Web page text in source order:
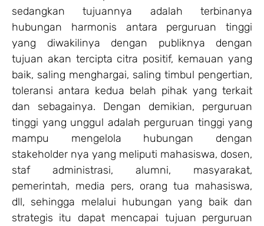
sedangkan tujuannya adalah terbinanya
hubungan harmonis antara perguruan tinggi
yang diwakilinya dengan publiknya dengan
tujuan akan tercipta citra positif, kemauan yang
baik, saling menghargai, saling timbul pengertian,
toleransi antara kedua belah pihak yang terkait
dan sebagainya. Dengan demikian, perguruan
tinggi yang unggul adalah perguruan tinggi yang
mampu mengelola hubungan dengan
stakeholder nya yang meliputi mahasiswa, dosen,
staf administrasi, alumni, masyarakat,
pemerintah, media pers, orang tua mahasiswa,
dll, sehingga melalui hubungan yang baik dan
strategis itu dapat mencapai tujuan perguruan